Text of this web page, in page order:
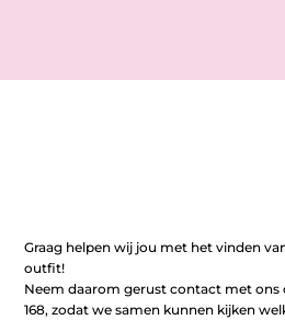
Graag helpen wij jou met het vinden
outfit!
Neem daarom gerust contact met ons
168, zodat we samen kunnen kijken